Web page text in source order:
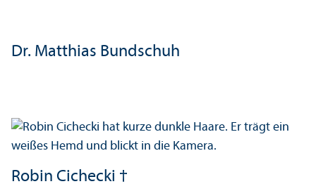
Dr. Matthias Bundschuh
Robin Cichecki †